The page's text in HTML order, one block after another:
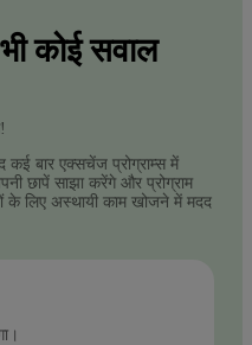
कोई सवाल
बार एक्सचेंज प्रोग्राम्स में
छापें साझा करेंगे और प्रोग्राम
के लिए अस्थायी काम खोजने में मदद